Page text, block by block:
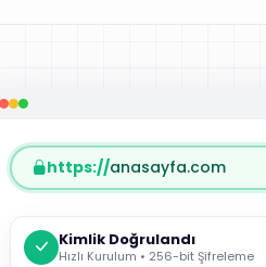
https://anasayfa.com
Kimlik Doğrulandı
Hızlı Kurulum • 256-bit Şifreleme